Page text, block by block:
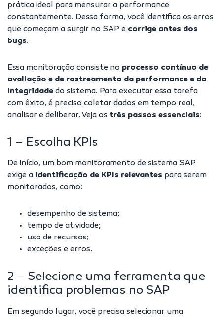
prática ideal para mensurar a performance
constantemente. Dessa forma, você identifica os erros
que começam a surgir no SAP e corrige antes dos
bugs.
Essa monitoração consiste no processo contínuo de
avaliação e de rastreamento da performance e da
integridade do sistema. Para executar essa tarefa
com êxito, é preciso coletar dados em tempo real,
analisar e deliberar. Veja os três passos essenciais:
1 – Escolha KPIs
De início, um bom monitoramento de sistema SAP
exige a identificação de KPIs relevantes para serem
monitorados, como:
desempenho de sistema;
tempo de atividade;
uso de recursos;
exceções e erros.
2 – Selecione uma ferramenta que
identifica problemas no SAP
Em segundo lugar, você precisa selecionar uma